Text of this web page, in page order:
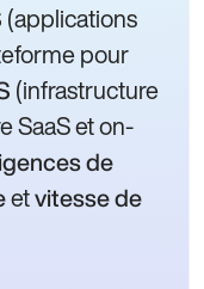
(applications
pour
(infrastructure
SaaS et on-
de
etvitesse de